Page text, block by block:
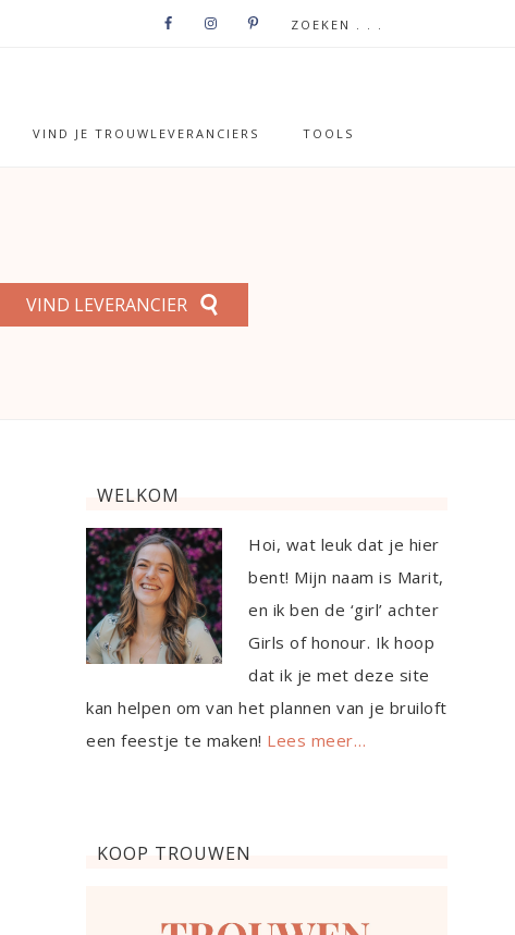
VIND JE TROUWLEVERANCIERS TOOLS
VIND LEVERANCIER
WELKOM
Hoi, wat leuk dat je hier
bent! Mijn naam is Marit,
en ik ben de ‘girl’ achter
Girls of honour. Ik hoop
dat ik je met deze site
kan helpen om van het plannen van je bruiloft
een feestje te maken! Lees meer…
KOOP TROUWEN